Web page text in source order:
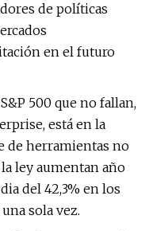
de políticas
en el futuro
500 que no fallan,
está en la
de herramientas no
ley aumentan año
del 42,3% en los
sola vez.